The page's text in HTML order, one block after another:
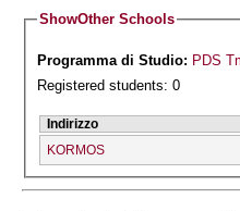
ShowOther Schools
Programma di Studio: PDS
Registered students: 0
Indirizzo
KORMOS